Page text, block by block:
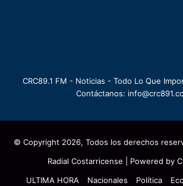
CRC89.1 FM - Noticias - Todo Lo Que
Contáctanos:
© Copyright 2026, Todos los derechos
Radial Costarricense | Powered by
ULTIMA HORA
Nacionales Política